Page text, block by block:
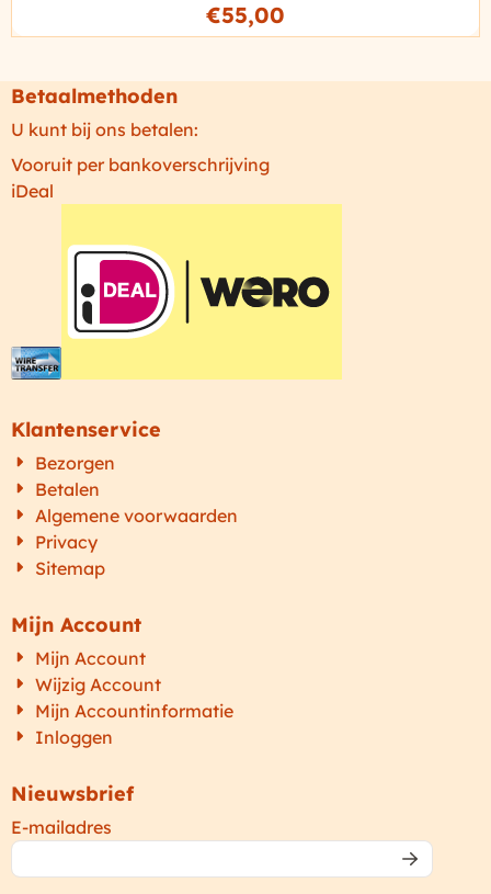
€55,00
Betaalmethoden
U kunt bij ons betalen:
Vooruit per bankoverschrijving
iDeal
Klantenservice
Bezorgen
Betalen
Algemene voorwaarden
Privacy
Sitemap
Mijn Account
Mijn Account
Wijzig Account
Mijn Accountinformatie
Inloggen
Nieuwsbrief
E-mailadres